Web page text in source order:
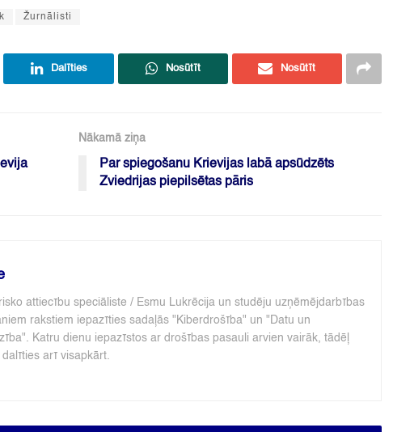
Žurnālisti
Dalīties Nosūtīt Nosūtīt
Nākamā ziņa
Par spiegošanu Krievijas labā apsūdzēts
Zviedrijas piepilsētas pāris
attiecību speciāliste / Esmu Lukrēcija un studēju uzņēmējdarbības
rakstiem iepazīties sadaļās "Kiberdrošība" un "Datu un
Katru dienu iepazīstos ar drošības pasauli arvien vairāk, tādēļ
arī visapkārt.